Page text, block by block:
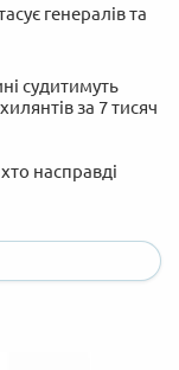
генералів та
судитимуть
за 7 тисяч
насправді